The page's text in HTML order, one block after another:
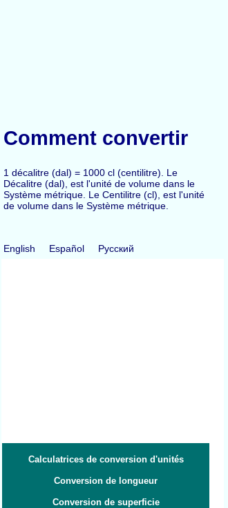
Comment convertir
1 décalitre (dal) = 1000 cl (centilitre). Le
Décalitre (dal), est l'unité de volume dans le
Système métrique. Le Centilitre (cl), est l'unité
de volume dans le Système métrique.
English Español Русский
Calculatrices de conversion d'unités
Conversion de longueur
Conversion de superficie